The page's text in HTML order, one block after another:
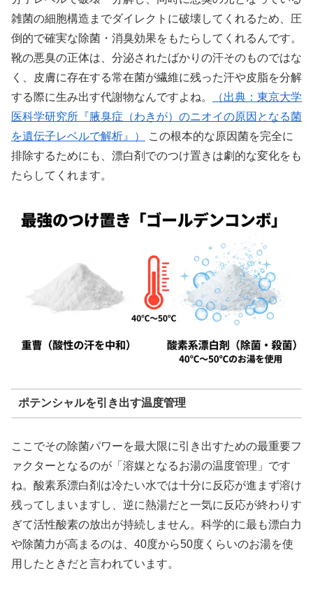
雑菌の細胞構造までダイレクトに破壊してくれるため、圧
倒的で確実な除菌・消臭効果をもたらしてくれるんです。
靴の悪臭の正体は、分泌されたばかりの汗そのものではな
く、皮膚に存在する常在菌が繊維に残った汗や皮脂を分解
する際に生み出す代謝物なんですよね。
（出典：東京大学
医科学研究所『腋臭症（わきが）のニオイの原因となる菌
を遺伝子レベルで解析』）
この根本的な原因菌を完全に
排除するためにも、漂白剤でのつけ置きは劇的な変化をも
たらしてくれます。
ポテンシャルを引き出す温度管理
ここでその除菌パワーを最大限に引き出すための最重要フ
ァクターとなるのが「溶媒となるお湯の温度管理」です
ね。酸素系漂白剤は冷たい水では十分に反応が進まず溶け
残ってしまいますし、逆に熱湯だと一気に反応が終わりす
ぎて活性酸素の放出が持続しません。科学的に最も漂白力
や除菌力が高まるのは、40度から50度くらいのお湯を使
用したときだと言われています。